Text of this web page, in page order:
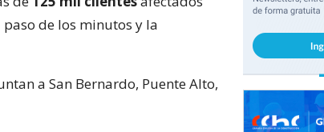
de los minutos y la
a San Bernardo, Puente Alto,